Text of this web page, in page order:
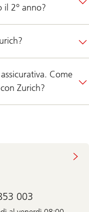
il 2° anno?
Come
Zurich?
003